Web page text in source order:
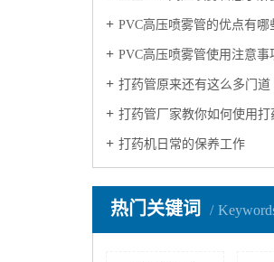
PVC高压喷雾管的优点有哪
PVC高压喷雾管使用注意事
打药管原来还有这么多门道
打药管厂家教你如何使用打
打药机日常的保养工作
热门关键词